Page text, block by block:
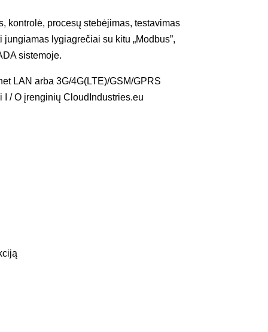
kontrolė, procesų stebėjimas, testavimas
lygiagrečiai su kitu „Modbus”,
sistemoje.
LAN arba 3G/4G(LTE)/GSM/GPRS
/ O įrenginių CloudIndustries.eu